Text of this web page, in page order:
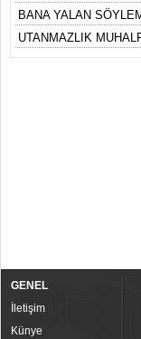
BANA YALAN
UTANMAZLIK
GENEL
İletişim
Künye